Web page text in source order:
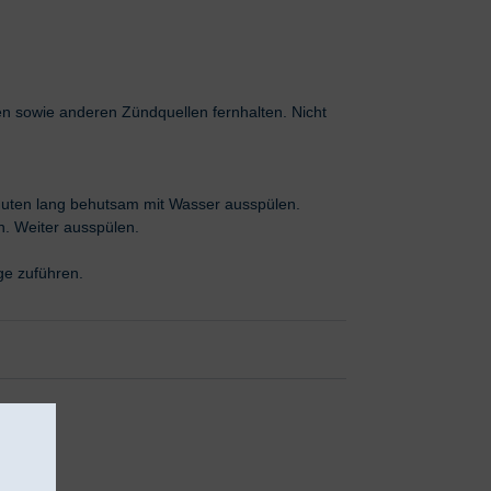
sowie anderen Zündquellen fernhalten. Nicht
lang behutsam mit Wasser ausspülen.
Weiter ausspülen.
zuführen.